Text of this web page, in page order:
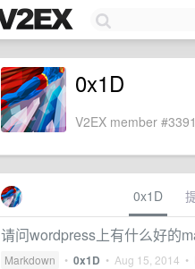
0x1D
V2EX member
0x1D
请问wordpress上有什么好的
Markdown • 0x1D • Aug 15, 2014 •